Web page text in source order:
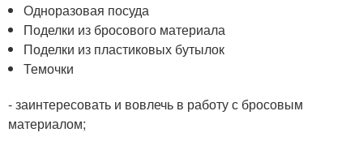
Одноразовая посуда
Поделки из бросового материала
Поделки из пластиковых бутылок
Темочки
- заинтересовать и вовлечь в работу с бросовым
материалом;